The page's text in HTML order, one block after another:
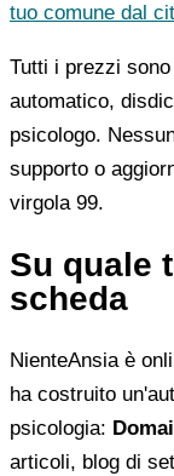
tuo comune dal
Tutti i prezzi sono
automatico,
psicologo.
supporto o
virgola 99.
Su quale
scheda
NienteAnsia è
ha costruito
psicologia:
articoli, blog di